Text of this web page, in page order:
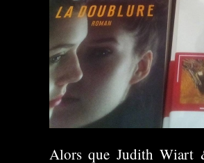
Alors que Judith Wiart